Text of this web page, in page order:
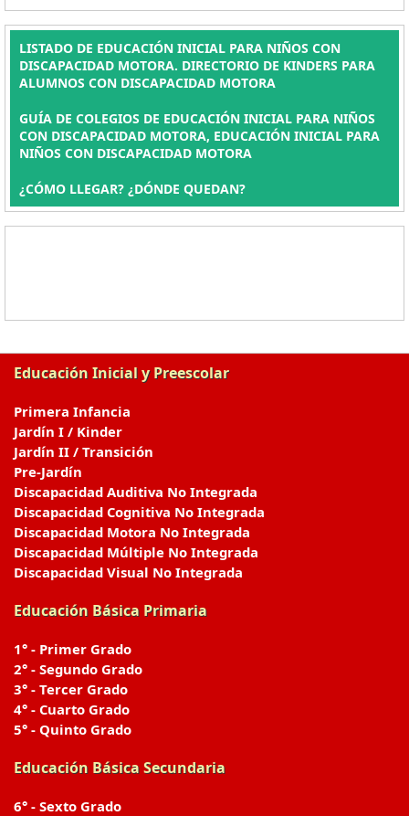
LISTADO DE EDUCACIÓN INICIAL PARA NIÑOS CON
DISCAPACIDAD MOTORA. DIRECTORIO DE KINDERS PARA
ALUMNOS CON DISCAPACIDAD MOTORA
GUÍA DE COLEGIOS DE EDUCACIÓN INICIAL PARA NIÑOS
CON DISCAPACIDAD MOTORA, EDUCACIÓN INICIAL PARA
NIÑOS CON DISCAPACIDAD MOTORA
¿CÓMO LLEGAR? ¿DÓNDE QUEDAN?
Educación Inicial y Preescolar
Primera Infancia
Jardín I / Kinder
Jardín II / Transición
Pre-Jardín
Discapacidad Auditiva No Integrada
Discapacidad Cognitiva No Integrada
Discapacidad Motora No Integrada
Discapacidad Múltiple No Integrada
Discapacidad Visual No Integrada
Educación Básica Primaria
1° - Primer Grado
2° - Segundo Grado
3° - Tercer Grado
4° - Cuarto Grado
5° - Quinto Grado
Educación Básica Secundaria
6° - Sexto Grado